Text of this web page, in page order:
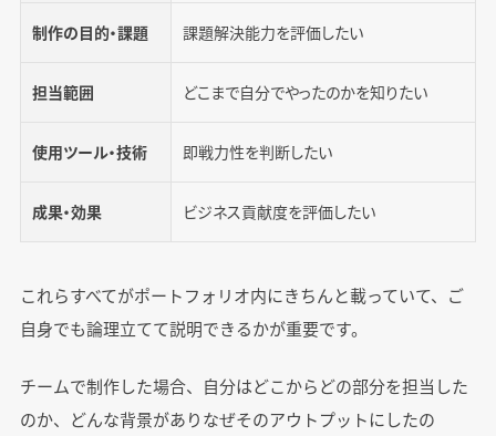
制作の目的・課題 課題解決能力を評価したい
担当範囲 どこまで自分でやったのかを知りたい
使用ツール・技術 即戦力性を判断したい
成果・効果 ビジネス貢献度を評価したい
これらすべてがポートフォリオ内にきちんと載っていて、ご
自身でも論理立てて説明できるかが重要です。
チームで制作した場合、自分はどこからどの部分を担当した
のか、どんな背景がありなぜそのアウトプットにしたの